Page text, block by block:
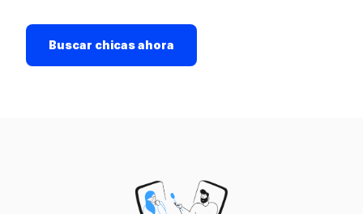
Buscar chicas ahora